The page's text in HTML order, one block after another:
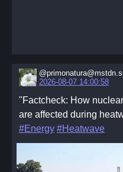
2026-08-07 14:00:58
"Factcheck: How
are affected during
#Energy #Heatwave